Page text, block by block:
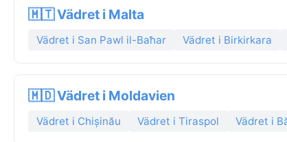
🇲🇹 Vädret i Malta
Vädret i San Pawl il-Baħar Vädret i Birkirkara
🇲🇩 Vädret i Moldavien
Vädret i Chișinău Vädret i Tiraspol Vädret i